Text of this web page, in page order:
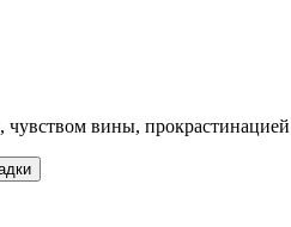
чувством вины,